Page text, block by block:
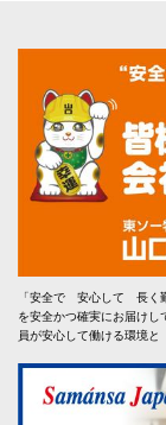
「安全で 安心して 長く
を安全かつ確実にお届けし
員が安心して働ける環境と